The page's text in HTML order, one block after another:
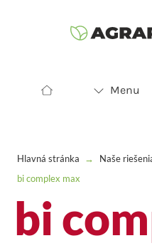
Menu
Hlavná stránka → Naše
bi complex max
bi